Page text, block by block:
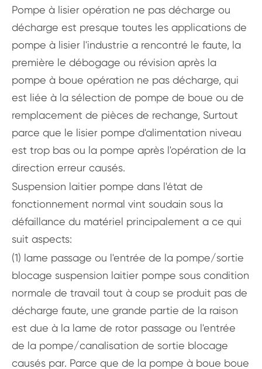
Pompe à lisier opération ne pas décharge ou
décharge est presque toutes les applications de
pompe à lisier l'industrie a rencontré le faute, la
première le débogage ou révision après la
pompe à boue opération ne pas décharge, qui
est liée à la sélection de pompe de boue ou de
remplacement de pièces de rechange, Surtout
parce que le lisier pompe d'alimentation niveau
est trop bas ou la pompe après l'opération de la
direction erreur causés.
Suspension laitier pompe dans l'état de
fonctionnement normal vint soudain sous la
défaillance du matériel principalement a ce qui
suit aspects:
(1) lame passage ou l'entrée de la pompe/sortie
blocage suspension laitier pompe sous condition
normale de travail tout à coup se produit pas de
décharge faute, une grande partie de la raison
est due à la lame de rotor passage ou l'entrée
de la pompe/canalisation de sortie blocage
causés par. Parce que de la pompe à boue boue